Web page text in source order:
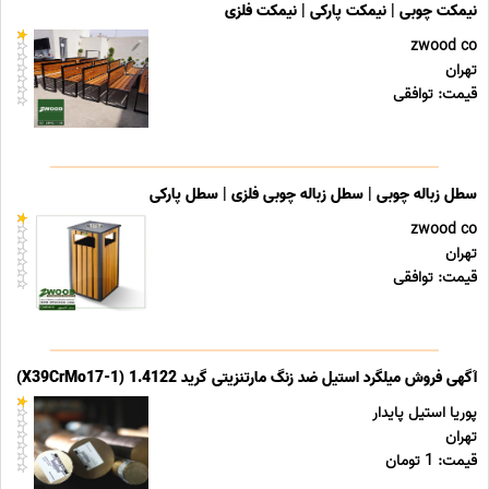
نیمکت چوبی | نیمکت پارکی | نیمکت فلزی
zwood co
تهران
قیمت: توافقی
سطل زباله چوبی | سطل زباله چوبی فلزی | سطل پارکی
zwood co
تهران
قیمت: توافقی
آگهی فروش میلگرد استیل ضد زنگ مارتنزیتی گرید 1.4122 (X39CrMo17-1)
پوریا استیل پایدار
تهران
قیمت: 1 تومان